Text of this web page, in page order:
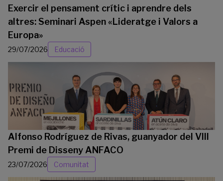
Exercir el pensament crític i aprendre dels
altres: Seminari Aspen «Lideratge i Valors a
Europa»
29/07/2026 Educació
Alfonso Rodríguez de Rivas, guanyador del VIII
Premi de Disseny ANFACO
23/07/2026 Comunitat